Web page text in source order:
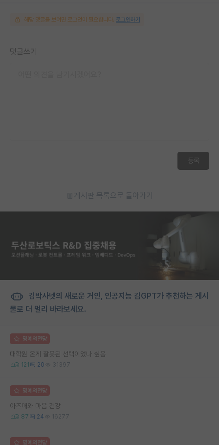
해당 댓글을 보려면 로그인이 필요합니다. 로그인하기
댓글쓰기
등록
게시판 목록으로 돌아가기
김박사넷의 새로운 거인, 인공지능 김GPT가 추천하는 게시
물로 더 멀리 바라보세요.
명예의전당
대학원 온게 잘못된 선택이었나 싶음
121 20 31397
명예의전당
아즈매와 마음 건강
87 24 16277
명예의전당